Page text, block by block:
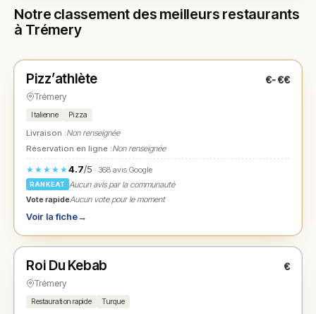
Notre classement des meilleurs restaurants
à Trémery
★ N° 1
Pizz’athlète €-€€
Trémery
Italienne Pizza
Livraison :Non renseignée
Réservation en ligne :Non renseignée
★★★★★4.7/5· 368 avis Google
RANKEAT
Aucun avis par la communauté
Vote rapideAucun vote pour le moment
Voir la fiche→
★ N° 2
Roi Du Kebab €
Trémery
Restauration rapide Turque